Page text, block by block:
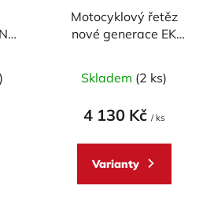
Motocyklový řetěz
nové generace EK
technologie
Skladem (2 ks)
4 130 Kč / ks
Varianty